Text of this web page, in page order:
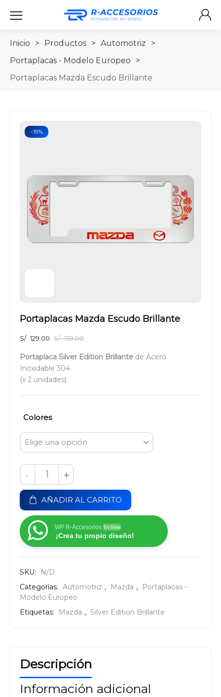
Inicio > Productos > Automotriz
>
Portaplacas - Modelo Europeo
>
Portaplacas Mazda Escudo Brillante
-19%
Portaplacas Mazda Escudo Brillante
S/ 159.00
S/ 129.00
Portaplaca Silver Edition Brillante de Acero
Inoxidable 304
(x 2 unidades)
Colores
- +
AÑADIR AL CARRITO
WP R-Accesorios En línea
¡Crea tu propio diseño!
SKU:
N/D
Categorías: Automotriz , Mazda ,
Portaplacas -
Modelo Europeo
Etiquetas:
Mazda , Silver Edition Brillante
Descripción
Información adicional